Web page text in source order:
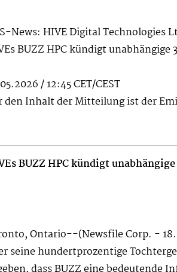
News: HIVE Digital Technologies
BUZZ HPC kündigt
/ 12:45 CET/CEST
den Inhalt der Mitteilung ist der
BUZZ HPC kündigt
Ontario--(Newsfile Corp. - 18.
seine hundertprozentige